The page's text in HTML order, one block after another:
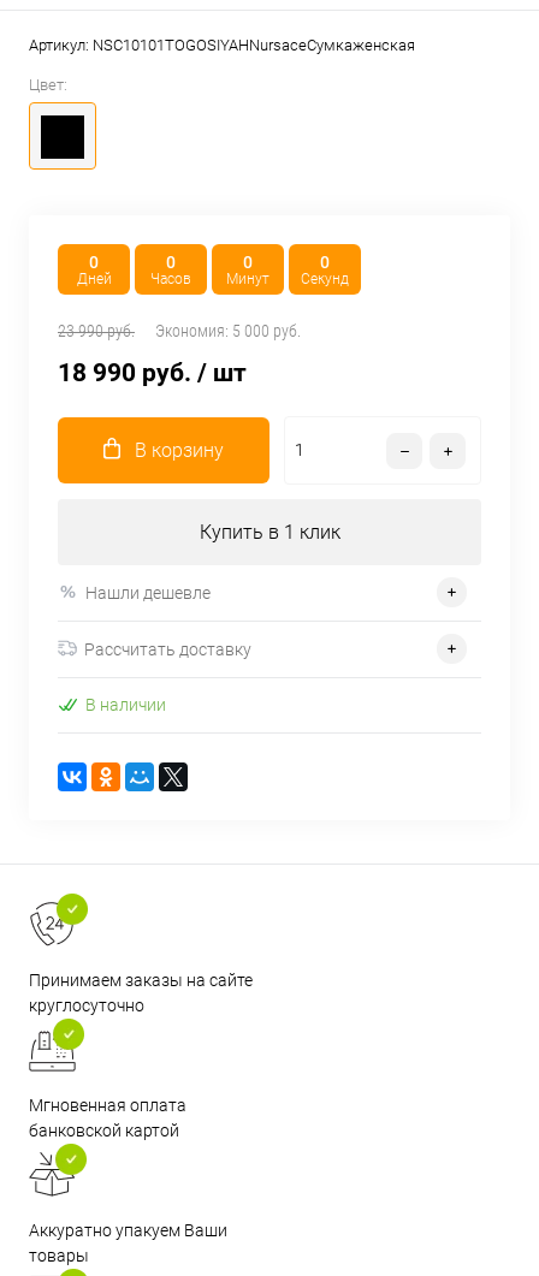
Артикул: NSC10101TOGOSIYAHNursaceСумкаженская
Цвет:
0
Дней
0
Часов
0
Минут
0
Секунд
23 990 руб. Экономия: 5 000 руб.
18 990 руб. / шт
В корзину
Купить в 1 клик
Нашли дешевле
Рассчитать доставку
В наличии
Принимаем заказы на сайте
круглосуточно
Мгновенная оплата
банковской картой
Аккуратно упакуем Ваши
товары